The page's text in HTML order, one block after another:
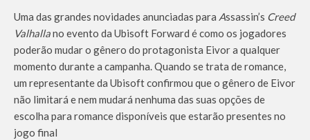
Uma das grandes novidades anunciadas para Assassin’s Creed
Valhallano evento da Ubisoft Forward é como os jogadores
poderão mudar o gênero do protagonista Eivor a qualquer
momento durante a campanha. Quando se trata de romance,
um representante da Ubisoft confirmou que o gênero de Eivor
não limitará e nem mudará nenhuma das suas opções de
escolha para romance disponíveis que estarão presentes no
jogo final